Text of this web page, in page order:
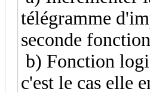
télégramme
seconde
b) Fonction
c'est le cas elle